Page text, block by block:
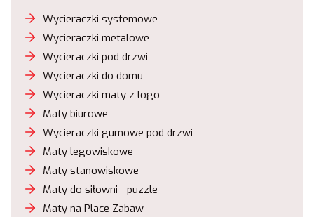
Wycieraczki systemowe
Wycieraczki metalowe
Wycieraczki pod drzwi
Wycieraczki do domu
Wycieraczki maty z logo
Maty biurowe
Wycieraczki gumowe pod drzwi
Maty legowiskowe
Maty stanowiskowe
Maty do siłowni - puzzle
Maty na Place Zabaw